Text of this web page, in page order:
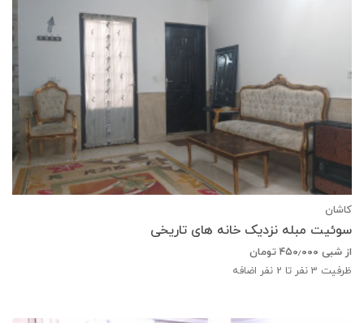
کاشان
سوئیت مبله نزدیک خانه های تاریخی
از شبی ۴۵۰٫۰۰۰ تومان
ظرفیت 3 نفر تا 2 نفر اضافه